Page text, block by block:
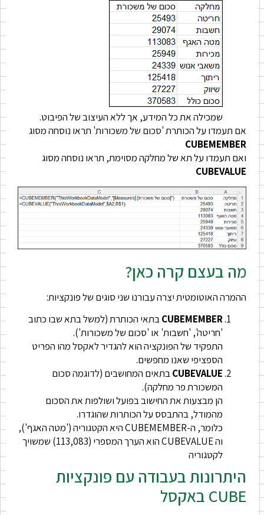
שמכילה את כל המידע, אך ללא העיצוב של הפיבוט.
אם תעמדו על הכותרת 'סכום של משכורות' תראו נוסחה מסוג
CUBEMEMBER
ואם תעמדו על תא של מחלקה מסוימת, תראו נוסחה מסוג
CUBEVALUE
מה בעצם קרה כאן?
ההמרה האוטומטית יצרה עבורנו שני סוגים של פונקציות:
CUBEMEMBERבתאי הכותרת (למשל בתא שבו כתוב
'חריטה', 'חשבות' או 'סכום של משכורות').
התפקיד של הפונקציה הוא להגדיר לאקסל מהו הפריט
הספציפי שאנו מחפשים.
CUBEVALUEבתאים המחושבים (לדוגמה סכום
המשכורת פר מחלקה).
הן מבצעות את החישוב בפועל ושולפות את הסכום
מהמודל, בהתבסס על הכותרות שהוגדרו.
כלומר, ה-CUBEMEMBER היא הקטגוריה ('מטה האגף'),
וה CUBEVALUE הוא הערך המספרי (113,083) שמשויך
לקטגוריה
היתרונות בעבודה עם פונקציות
CUBE באקסל